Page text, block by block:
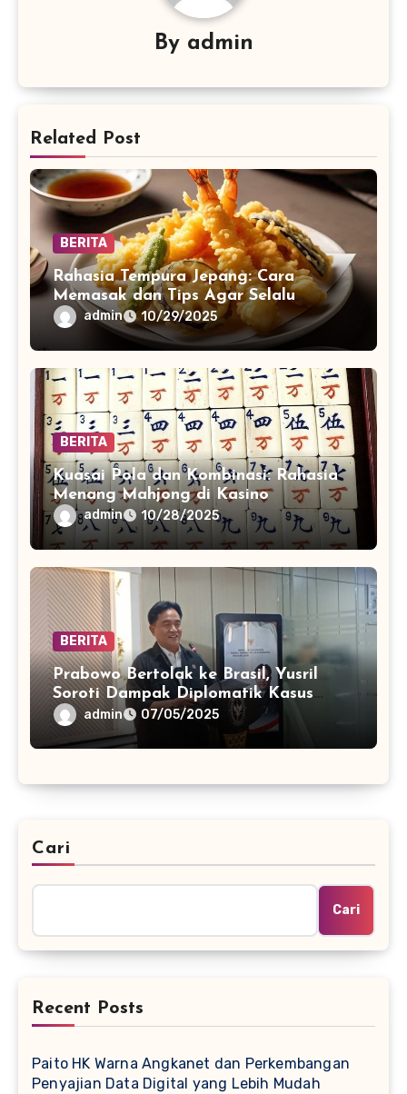
By admin
Related Post
BERITA
Rahasia Tempura Jepang: Cara
Memasak dan Tips Agar Selalu
Renyah
admin 10/29/2025
BERITA
Kuasai Pola dan Kombinasi: Rahasia
Menang Mahjong di Kasino
admin 10/28/2025
BERITA
Prabowo Bertolak ke Brasil, Yusril
Soroti Dampak Diplomatik Kasus
Juliana Marins
admin 07/05/2025
Cari
Cari
Recent Posts
Paito HK Warna Angkanet dan Perkembangan
Penyajian Data Digital yang Lebih Mudah